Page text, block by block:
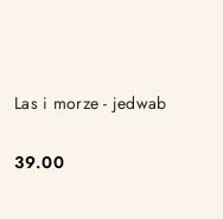
Las i morze - jedwab
Cena:
39.00